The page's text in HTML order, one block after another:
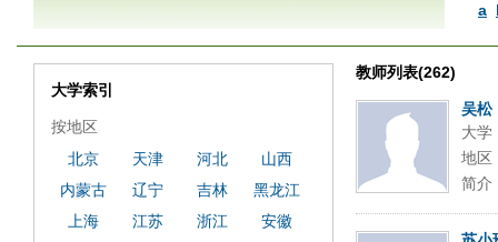
a
教师列表(262)
吴松
大学
地区
简介
大学索引
按地区
北京
天津 河北
山西
内蒙古
辽宁 吉林
黑龙江
上海
江苏 浙江
安徽